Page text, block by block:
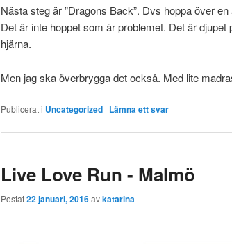
Nästa steg är ”Dragons Back”. Dvs hoppa över en
Det är inte hoppet som är problemet. Det är
hjärna.
Men jag ska överbrygga det också. Med lite
Publicerat i Uncategorized | Lämna ett svar
Live Love Run - Malmö
Postat22 januari, 2016avkatarina